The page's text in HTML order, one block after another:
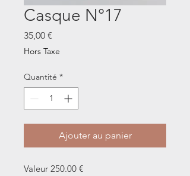
Casque N°17
35,00 €
Hors Taxe
Quantité *
Ajouter au panier
Valeur 250.00 €